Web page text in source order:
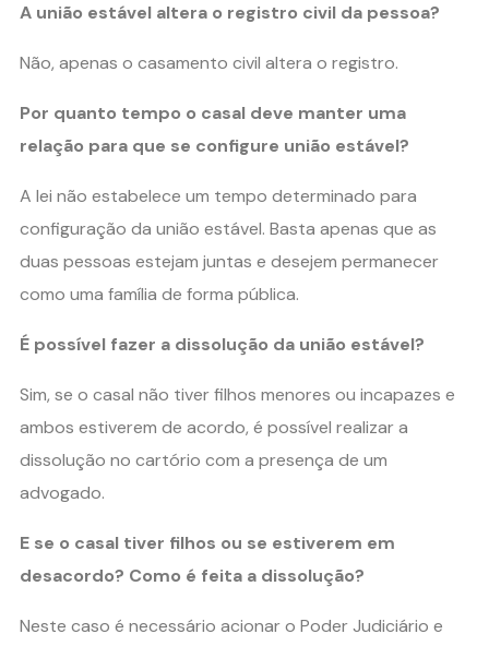
A união estável altera o registro civil da pessoa?
Não, apenas o casamento civil altera o registro.
Por quanto tempo o casal deve manter uma
relação para que se configure união estável?
A lei não estabelece um tempo determinado para
configuração da união estável. Basta apenas que as
duas pessoas estejam juntas e desejem permanecer
como uma família de forma pública.
É possível fazer a dissolução da união estável?
Sim, se o casal não tiver filhos menores ou incapazes e
ambos estiverem de acordo, é possível realizar a
dissolução no cartório com a presença de um
advogado.
E se o casal tiver filhos ou se estiverem em
desacordo? Como é feita a dissolução?
Neste caso é necessário acionar o Poder Judiciário e